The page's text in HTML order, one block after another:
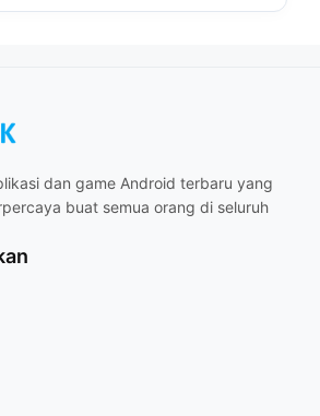
dan game Android terbaru yang
buat semua orang di seluruh